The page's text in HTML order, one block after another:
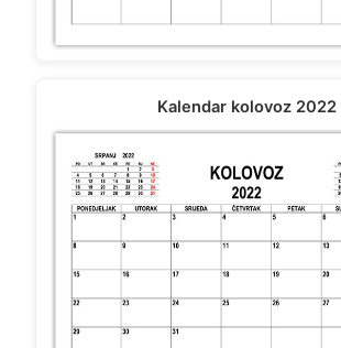
Kalendar kolovoz 2022